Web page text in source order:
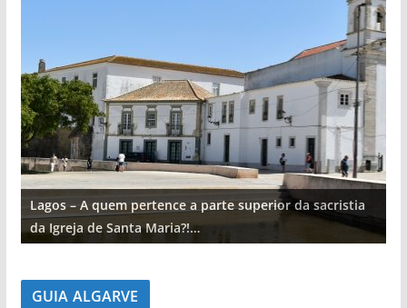
Lagos – A quem pertence a parte superior da sacristia
da Igreja de Santa Maria?!…
GUIA ALGARVE